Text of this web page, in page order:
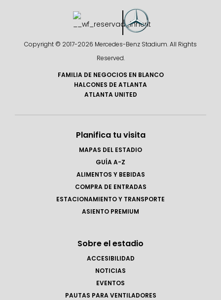
Copyright © 2017-2026 Mercedes-Benz Stadium. All Rights
Reserved.
FAMILIA DE NEGOCIOS EN BLANCO
HALCONES DE ATLANTA
ATLANTA UNITED
Planifica tu visita
MAPAS DEL ESTADIO
GUÍA A-Z
ALIMENTOS Y BEBIDAS
COMPRA DE ENTRADAS
ESTACIONAMIENTO Y TRANSPORTE
ASIENTO PREMIUM
Sobre el estadio
ACCESIBILIDAD
NOTICIAS
EVENTOS
PAUTAS PARA VENTILADORES